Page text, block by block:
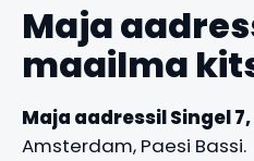
Maja
maailma
Maja aadressil Singel
Amsterdam, Paesi Bassi.